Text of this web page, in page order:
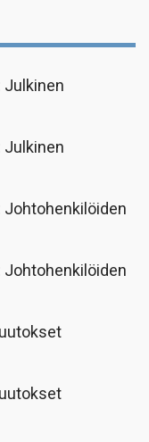
Julkinen
Julkinen
Johtohenkilöiden
Johtohenkilöiden